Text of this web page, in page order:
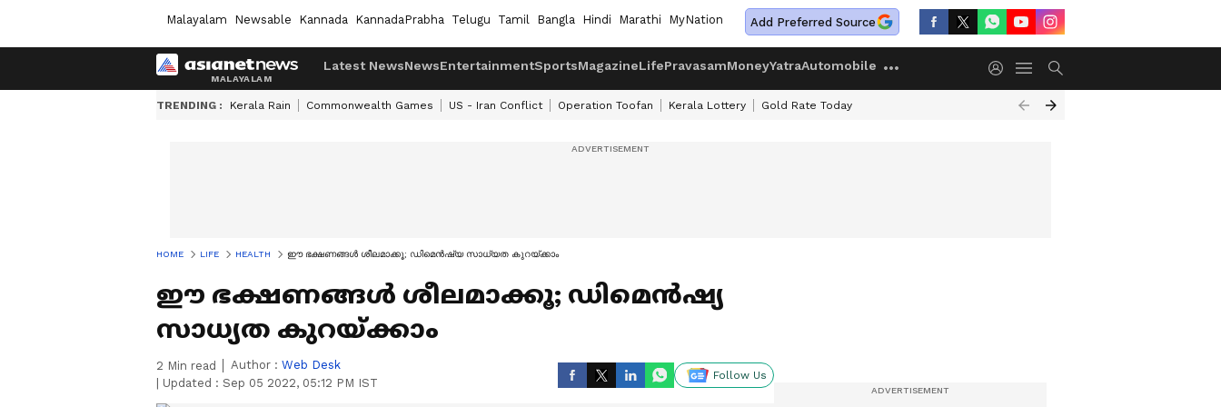
Malayalam Newsable Kannada KannadaPrabha Telugu Tamil Bangla Hindi Marathi MyNation Add Preferred Source
Latest NewsNewsEntertainmentSportsMagazineLifePravasamMoneyYatraAutomobile
TRENDING : Kerala Rain Commonwealth Games US - Iran Conflict Operation Toofan Kerala Lottery Gold Rate Today
HOME LIFE HEALTH ഈ ഭക്ഷണങ്ങൾ ശീലമാക്കൂ; ഡിമെൻഷ്യ സാധ്യത കുറയ്ക്കാം
ഈ ഭക്ഷണങ്ങൾ ശീലമാക്കൂ; ഡിമെൻഷ്യ
സാധ്യത കുറയ്ക്കാം
2 Min read Author : Web Desk
Updated : Sep 05 2022, 05:12 PM IST
Follow Us